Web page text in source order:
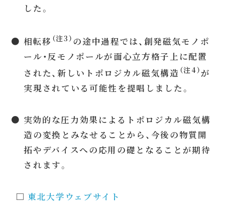
した。
● 相転移 （注3） の途中過程では、創発磁気モノポ
ール・反モノポールが面心立方格子上に配置
された、新しいトポロジカル磁気構造 （注4） が
実現されている可能性を提唱しました。
● 実効的な圧力効果によるトポロジカル磁気構
造の変換とみなせることから、今後の物質開
拓やデバイスへの応用の礎となることが期待
されます。
□ 東北大学ウェブサイト